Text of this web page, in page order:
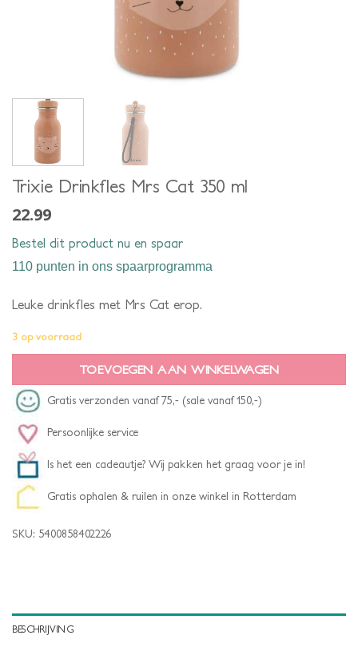
Trixie Drinkfles Mrs Cat 350 ml
22.99
Bestel dit product nu en spaar
110 punten in ons spaarprogramma
Leuke drinkfles met Mrs Cat erop.
3 op voorraad
TOEVOEGEN AAN WINKELWAGEN
Gratis verzonden vanaf 75,- (sale vanaf 150,-)
Persoonlijke service
Is het een cadeautje? Wij pakken het graag voor je in!
Gratis ophalen & ruilen in onze winkel in Rotterdam
SKU: 5400858402226
BESCHRIJVING